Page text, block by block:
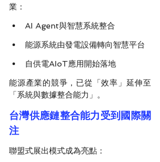
業：
AI Agent與智慧系統整合
能源系統由發電設備轉向智慧平台
自供電AIoT應用開始落地
能源產業的競爭，已從「效率」延伸至
「系統與數據整合能力」。
台灣供應鏈整合能力受到國際關
注
聯盟式展出模式成為亮點：